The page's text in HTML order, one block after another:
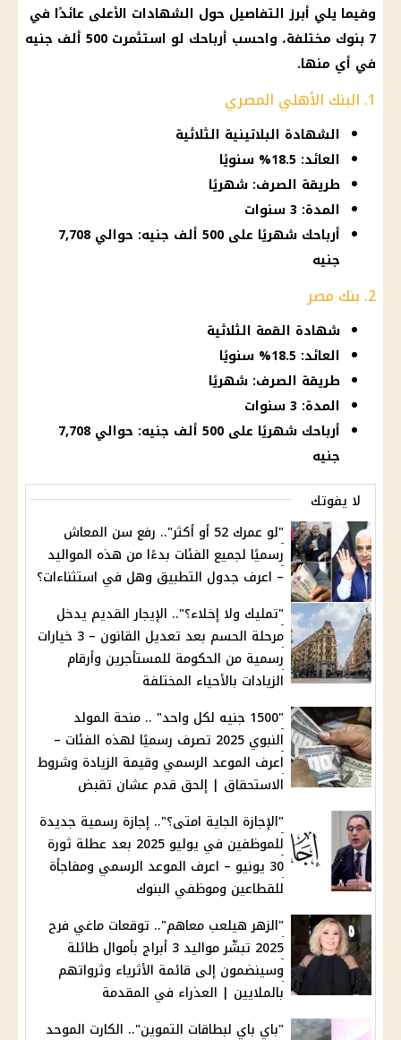
وفيما يلي أبرز التفاصيل حول الشهادات الأعلى عائدًا في
7 بنوك مختلفة، واحسب أرباحك لو استثمرت 500 ألف جنيه
في أي منها.
1. البنك الأهلي المصري
الشهادة البلاتينية الثلاثية
العائد: 18.5% سنويًا
طريقة الصرف: شهريًا
المدة: 3 سنوات
أرباحك شهريًا على 500 ألف جنيه: حوالي 7,708
جنيه
2. بنك مصر
شهادة القمة الثلاثية
العائد: 18.5% سنويًا
طريقة الصرف: شهريًا
المدة: 3 سنوات
أرباحك شهريًا على 500 ألف جنيه: حوالي 7,708
جنيه
لا يفوتك
"لو عمرك 52 أو أكثر".. رفع سن المعاش
رسميًا لجميع الفئات بدءًا من هذه المواليد
– اعرف جدول التطبيق وهل في استثناءات؟
"تمليك ولا إخلاء؟".. الإيجار القديم يدخل
مرحلة الحسم بعد تعديل القانون – 3 خيارات
رسمية من الحكومة للمستأجرين وأرقام
الزيادات بالأحياء المختلفة
"1500 جنيه لكل واحد" .. منحة المولد
النبوي 2025 تصرف رسميًا لهذه الفئات –
اعرف الموعد الرسمي وقيمة الزيادة وشروط
الاستحقاق | إلحق قدم عشان تقبض
"الإجازة الجاية امتى؟".. إجازة رسمية جديدة
للموظفين في يوليو 2025 بعد عطلة ثورة
30 يونيو – اعرف الموعد الرسمي ومفاجأة
للقطاعين وموظفي البنوك
"الزهر هيلعب معاهم".. توقعات ماغي فرح
2025 تبشّر مواليد 3 أبراج بأموال طائلة
وسينضمون إلى قائمة الأثرياء وثرواتهم
بالملايين | العذراء في المقدمة
"باي باي لبطاقات التموين".. الكارت الموحد